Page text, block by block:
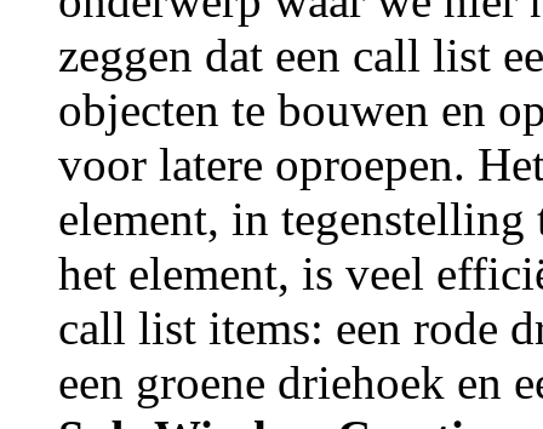
zeggen dat een call list
objecten te bouwen en
voor latere oproepen.
element, in
het element, is veel
call list items: een rode
een groene driehoek en